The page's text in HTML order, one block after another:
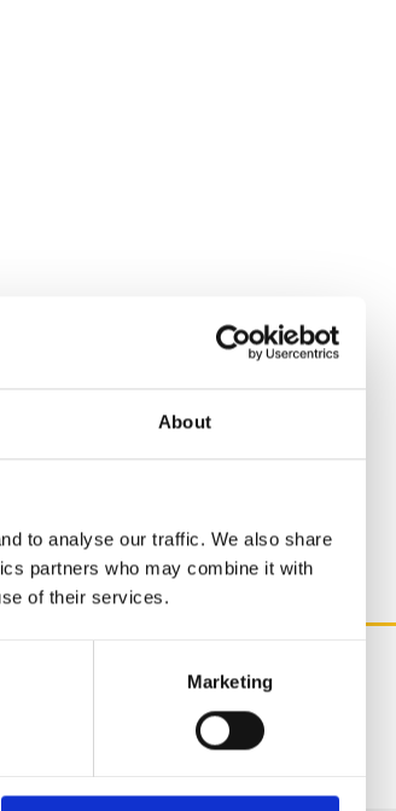
About
to analyse our traffic. We also share
partners who may combine it with
of their services.
Marketing